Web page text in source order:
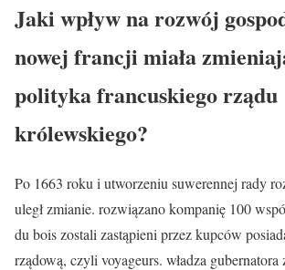
Jaki wpływ na rozwój
nowej francji miała
polityka francuskiego rządu
królewskiego?
Po 1663 roku i utworzeniu suwerennej rady
uległ zmianie. rozwiązano kompanię 100
du bois zostali zastąpieni przez kupców
rządową, czyli voyageurs. władza gubernatora